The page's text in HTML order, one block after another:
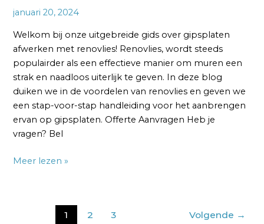
januari 20, 2024
Welkom bij onze uitgebreide gids over gipsplaten
afwerken met renovlies! Renovlies, wordt steeds
populairder als een effectieve manier om muren een
strak en naadloos uiterlijk te geven. In deze blog
duiken we in de voordelen van renovlies en geven we
een stap-voor-stap handleiding voor het aanbrengen
ervan op gipsplaten. Offerte Aanvragen Heb je
vragen? Bel
Meer lezen »
1 2 3 Volgende →